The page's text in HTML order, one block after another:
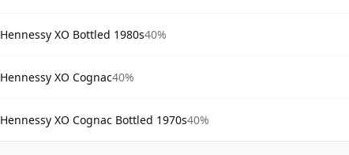
Hennessy XO Bottled 1980s40%
Hennessy XO Cognac40%
Hennessy XO Cognac Bottled 1970s40%